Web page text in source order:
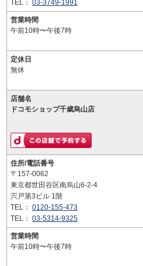
TEL： 03-3749-1991
営業時間
午前10時〜午後7時
定休日
無休
店舗名
ドコモショップ千歳烏山店
住所/電話番号
〒157-0062
東京都世田谷区南烏山6-2-4
宍戸第3ビル 1階
TEL： 0120-155-473
TEL： 03-5314-9325
営業時間
午前10時〜午後7時